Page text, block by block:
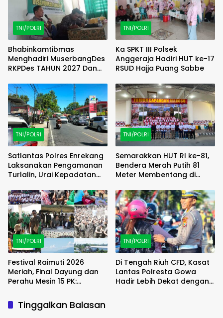
TNI/POLRI
Bhabinkamtibmas
Menghadiri MuserbangDes
RKPDes TAHUN 2027 Dan
Puncak Harapan
TNI/POLRI
Ka SPKT III Polsek
Anggeraja Hadiri HUT ke-17
RSUD Hajja Puang Sabbe
TNI/POLRI
Satlantas Polres Enrekang
Laksanakan Pengamanan
Turlalin, Urai Kepadatan
Enrekang
TNI/POLRI
Semarakkan HUT RI ke-81,
Bendera Merah Putih 81
Meter Membentang di
TNI/POLRI
Festival Raimuti 2026
Meriah, Final Dayung dan
Perahu Mesin 15 PK:
Kebersamaan
TNI/POLRI
Di Tengah Riuh CFD, Kasat
Lantas Polresta Gowa
Hadir Lebih Dekat dengan
Tinggalkan Balasan